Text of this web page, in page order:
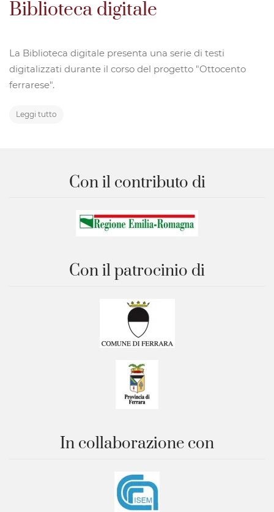
Biblioteca digitale
La Biblioteca digitale presenta una serie di testi
digitalizzati durante il corso del progetto "Ottocento
ferrarese".
Leggi tutto
Con il contributo di
Con il patrocinio di
In collaborazione con